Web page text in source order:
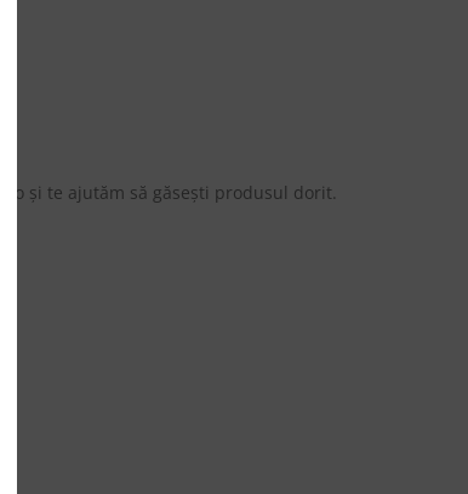
şi te ajutăm să găseşti produsul dorit.